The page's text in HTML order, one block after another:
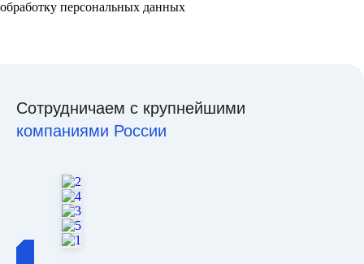
обработку персональных данных
Сотрудничаем с крупнейшими
компаниями России